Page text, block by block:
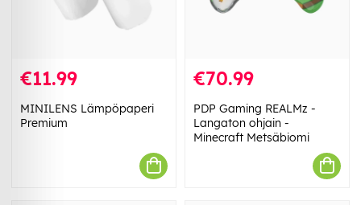
€11.99
MINILENS Lämpöpaperi
Premium
€70.99
PDP Gaming REALMz -
Langaton ohjain -
Minecraft Metsäbiomi